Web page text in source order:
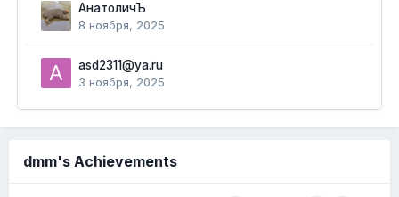
АнатоличЪ
8 ноября, 2025
asd2311@ya.ru
3 ноября, 2025
dmm's Achievements